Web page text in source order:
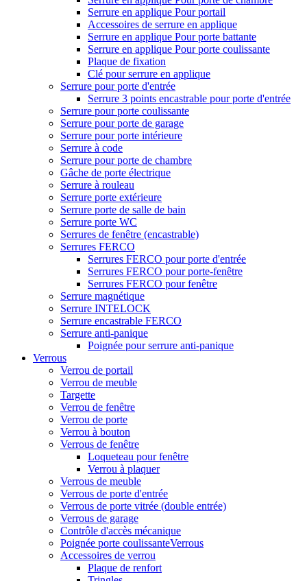
Serrure en applique Pour portail
Accessoires de serrure en applique
Serrure en applique Pour porte battante
Serrure en applique Pour porte coulissante
Plaque de fixation
Clé pour serrure en applique
Serrure pour porte d'entrée
Serrure 3 points encastrable pour porte d'entrée
Serrure pour porte coulissante
Serrure pour porte de garage
Serrure pour porte intérieure
Serrure à code
Serrure pour porte de chambre
Gâche de porte électrique
Serrure à rouleau
Serrure porte extérieure
Serrure porte de salle de bain
Serrure porte WC
Serrures de fenêtre (encastrable)
Serrures FERCO
Serrures FERCO pour porte d'entrée
Serrures FERCO pour porte-fenêtre
Serrures FERCO pour fenêtre
Serrure magnétique
Serrure INTELOCK
Serrure encastrable FERCO
Serrure anti-panique
Poignée pour serrure anti-panique
Verrous
Verrou de portail
Verrou de meuble
Targette
Verrou de fenêtre
Verrou de porte
Verrou à bouton
Verrous de fenêtre
Loqueteau pour fenêtre
Verrou à plaquer
Verrous de meuble
Verrous de porte d'entrée
Verrous de porte vitrée (double entrée)
Verrous de garage
Contrôle d'accès mécanique
Poignée porte coulissanteVerrous
Accessoires de verrou
Plaque de renfort